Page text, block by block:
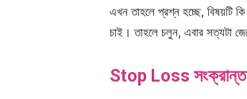
এখন তাহলে প্রশ্ন হচ্ছে, বিষয়টি
চাই। তাহলে চলুন, এবার সত্যটা
Stop Loss সংক্রান্ত